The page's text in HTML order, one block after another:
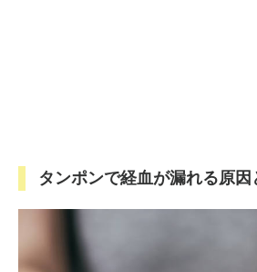
タンポンで経血が漏れる原因